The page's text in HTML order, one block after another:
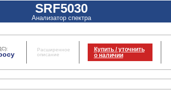
SRF5030
Анализатор спектра
Расширенное
описание
Купить / уточнить
о наличии